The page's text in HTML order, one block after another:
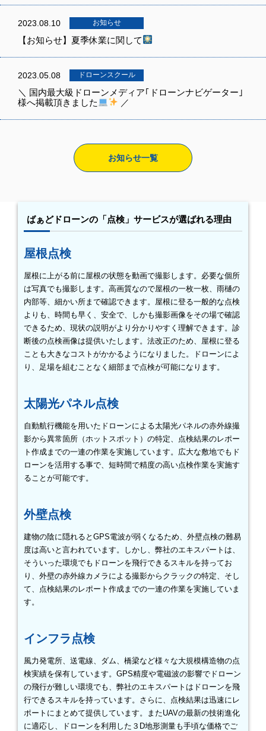
2023.08.10 お知らせ
【お知らせ】夏季休業に関して
2023.05.08 ドローンスクール
＼ 国内最大級ドローンメディア｢ドローンナビゲーター｣
様へ掲載頂きました
／
お知らせ一覧
ばぁどドローンの「点検」サービスが選ばれる理由
屋根点検
屋根に上がる前に屋根の状態を動画で撮影します。必要な個所
は写真でも撮影します。高画質なので屋根の一枚一枚、雨樋の
内部等、細かい所まで確認できます。屋根に登る一般的な点検
よりも、時間も早く、安全で、しかも撮影画像をその場で確認
できるため、現状の説明がより分かりやすく理解できます。診
断後の点検画像は提供いたします。法改正のため、屋根に登る
ことも大きなコストがかかるようになりました。ドローンによ
り、足場を組むことなく細部まで点検が可能になります。
太陽光パネル点検
自動航行機能を用いたドローンによる太陽光パネルの赤外線撮
影から異常箇所（ホットスポット）の特定、点検結果のレポー
ト作成までの一連の作業を実施しています。広大な敷地でもド
ローンを活用する事で、短時間で精度の高い点検作業を実施す
ることが可能です。
外壁点検
建物の陰に隠れるとGPS電波が弱くなるため、外壁点検の難易
度は高いと言われています。しかし、弊社のエキスパートは、
そういった環境でもドローンを飛行できるスキルを持ってお
り、外壁の赤外線カメラによる撮影からクラックの特定、そし
て、点検結果のレポート作成までの一連の作業を実施していま
す。
インフラ点検
風力発電所、送電線、ダム、橋梁など様々な大規模構造物の点
検実績を保有しています。GPS精度や電磁波の影響でドローン
の飛行が難しい環境でも、弊社のエキスパートはドローンを飛
行できるスキルを持っています。さらに、点検結果は迅速にレ
ポートにまとめて提供しています。またUAVの最新の技術進化
に適応し、ドローンを利用した３D地形測量も手頃な価格でご